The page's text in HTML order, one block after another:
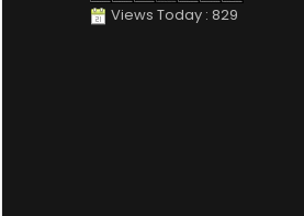
Views Today : 829